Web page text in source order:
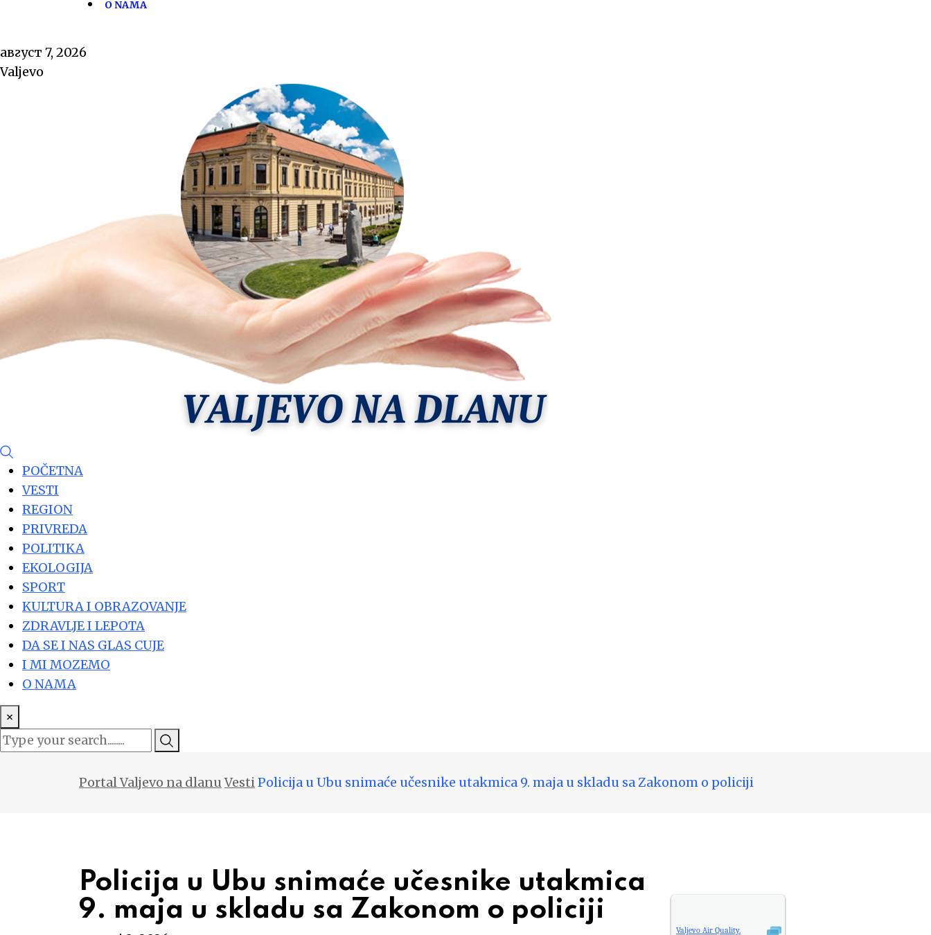
O NAMA
август 7, 2026
Valjevo
POČETNA
VESTI
REGION
PRIVREDA
POLITIKA
EKOLOGIJA
SPORT
KULTURA I OBRAZOVANJE
ZDRAVLJE I LEPOTA
DA SE I NAS GLAS CUJE
I MI MOZEMO
O NAMA
×
Portal Valjevo na dlanu VestiPolicija u Ubu snimaće učesnike utakmica 9. maja u skladu sa Zakonom o policiji
Policija u Ubu snimaće učesnike utakmica
9. maja u skladu sa Zakonom o policiji
Valjevo Air Quality.